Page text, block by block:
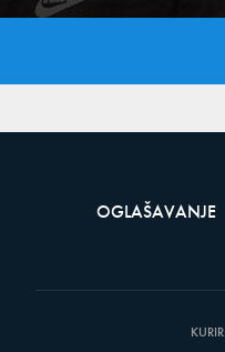
OGLAŠAVANJE
KURIR